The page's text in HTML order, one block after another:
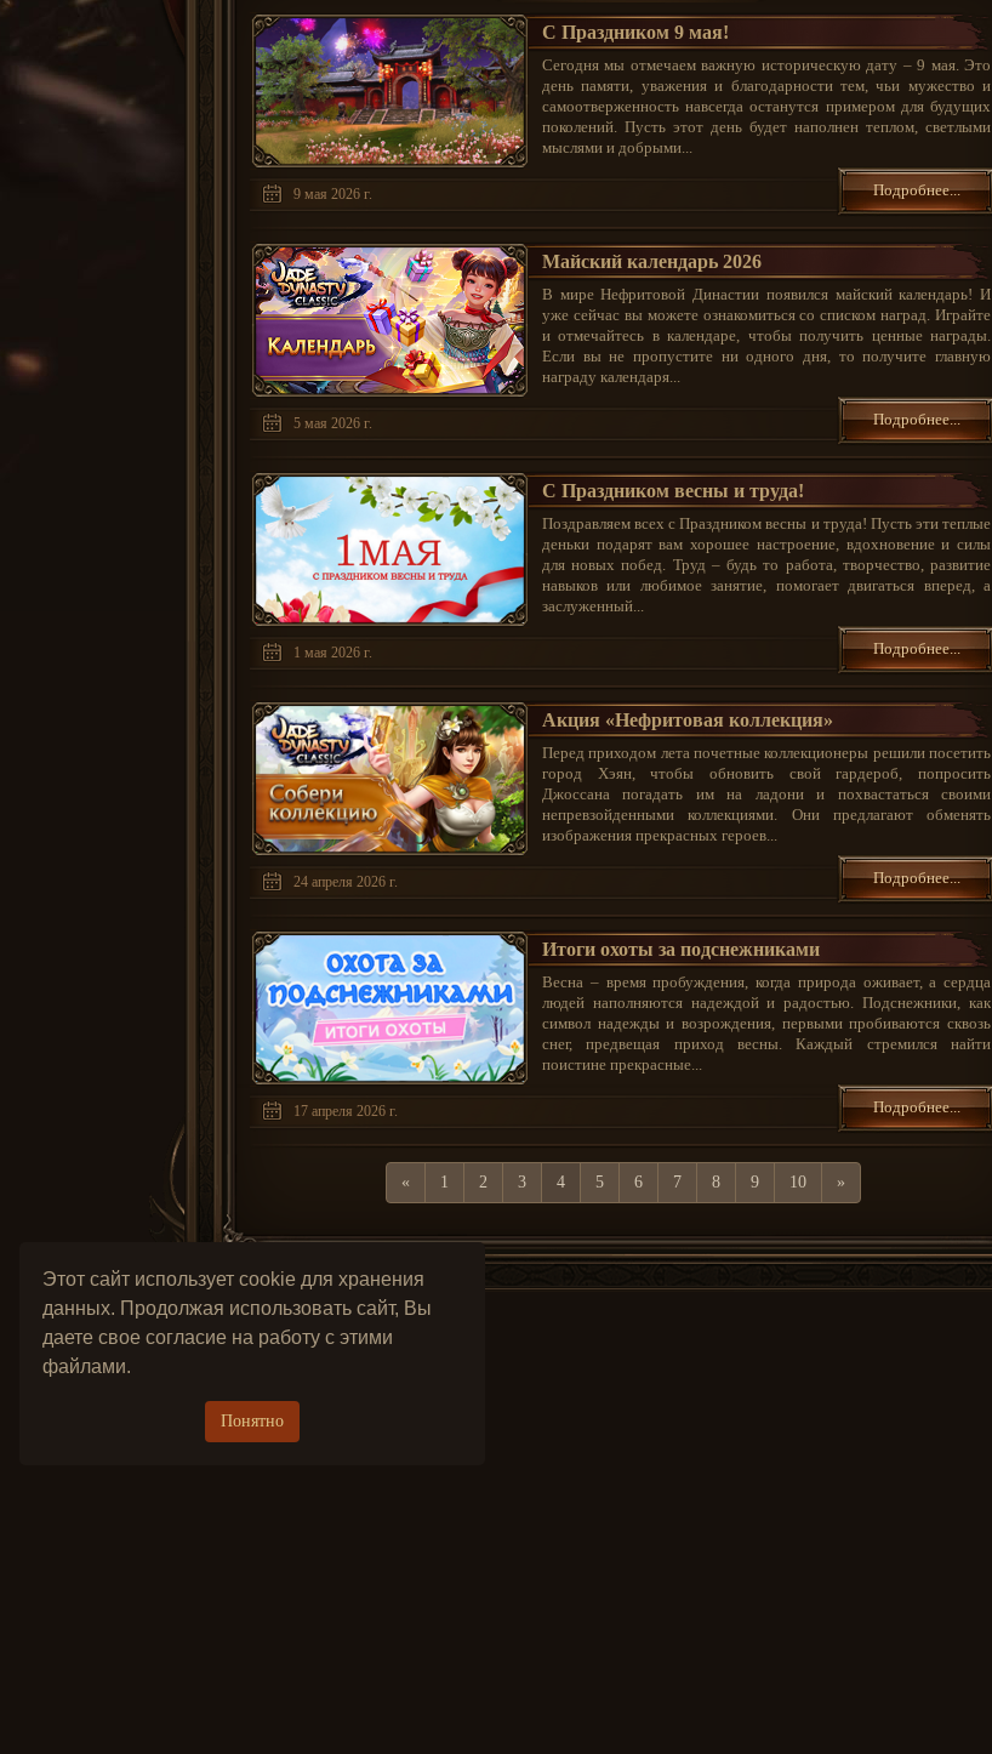
Этот сайт использует cookie для хранения
данных. Продолжая использовать сайт, Вы
даете свое согласие на работу с этими
файлами.
Понятно
С Праздником 9 мая!
Сегодня мы отмечаем важную историческую дату – 9 мая. Это
день памяти, уважения и благодарности тем, чьи мужество и
самоотверженность навсегда останутся примером для будущих
поколений. Пусть этот день будет наполнен теплом, светлыми
мыслями и добрыми...
9 мая 2026 г. Подробнее...
Майский календарь 2026
В мире Нефритовой Династии появился майский календарь! И
уже сейчас вы можете ознакомиться со списком наград. Играйте
и отмечайтесь в календаре, чтобы получить ценные награды.
Если вы не пропустите ни одного дня, то получите главную
награду календаря...
5 мая 2026 г. Подробнее...
C Праздником весны и труда!
Поздравляем всех с Праздником весны и труда! Пусть эти теплые
деньки подарят вам хорошее настроение, вдохновение и силы
для новых побед. Труд – будь то работа, творчество, развитие
навыков или любимое занятие, помогает двигаться вперед, а
заслуженный...
1 мая 2026 г. Подробнее...
Акция «Нефритовая коллекция»
Перед приходом лета почетные коллекционеры решили посетить
город Хэян, чтобы обновить свой гардероб, попросить
Джоссана погадать им на ладони и похвастаться своими
непревзойденными коллекциями. Они предлагают обменять
изображения прекрасных героев...
24 апреля 2026 г. Подробнее...
Итоги охоты за подснежниками
Весна – время пробуждения, когда природа оживает, а сердца
людей наполняются надеждой и радостью. Подснежники, как
символ надежды и возрождения, первыми пробиваются сквозь
снег, предвещая приход весны. Каждый стремился найти
поистине прекрасные...
17 апреля 2026 г. Подробнее...
« 1 2 3 4 5 6 7 8 9 10 »